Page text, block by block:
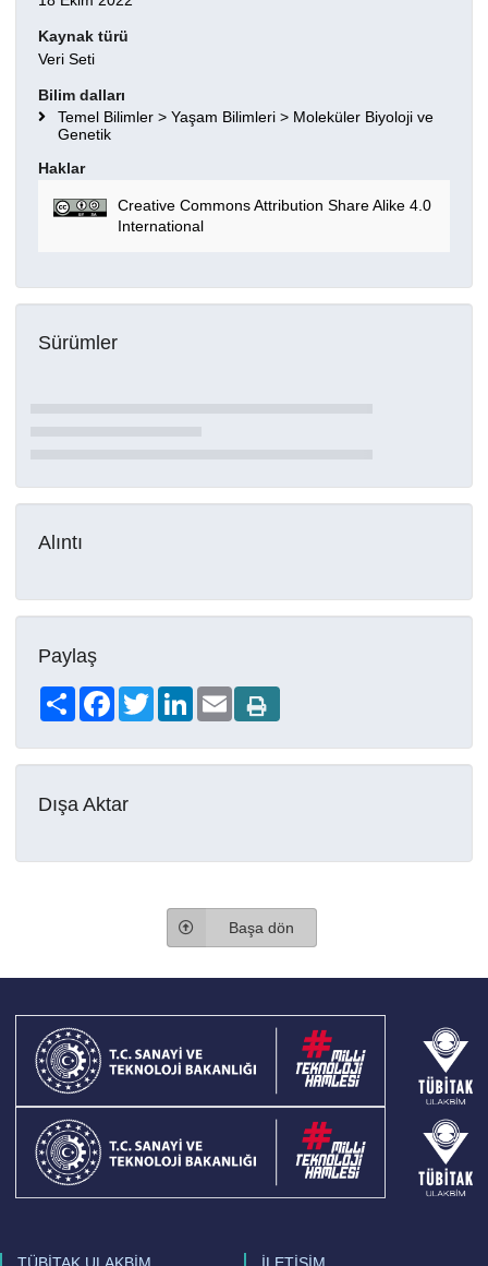
Kaynak türü
Veri Seti
Bilim dalları
Temel Bilimler > Yaşam Bilimleri > Moleküler Biyoloji ve
Genetik
Haklar
Creative Commons Attribution Share Alike 4.0
International
Sürümler
Alıntı
Paylaş
Share FacebookTwitterLinkedIn
Email
Dışa Aktar
Başa dön